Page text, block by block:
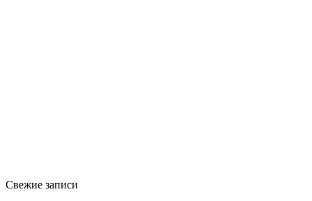
Свежие записи